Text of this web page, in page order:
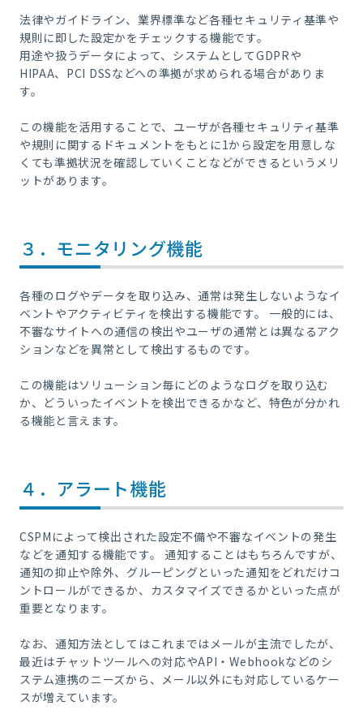
法律やガイドライン、業界標準など各種セキュリティ基準や
規則に即した設定かをチェックする機能です。
用途や扱うデータによって、システムとしてGDPRや
HIPAA、PCI DSSなどへの準拠が求められる場合がありま
す。
この機能を活用することで、ユーザが各種セキュリティ基準
や規則に関するドキュメントをもとに1から設定を用意しな
くても準拠状況を確認していくことなどができるというメリ
ットがあります。
３．モニタリング機能
各種のログやデータを取り込み、通常は発生しないようなイ
ベントやアクティビティを検出する機能です。 一般的には、
不審なサイトへの通信の検出やユーザの通常とは異なるアク
ションなどを異常として検出するものです。
この機能はソリューション毎にどのようなログを取り込む
か、どういったイベントを検出できるかなど、特色が分かれ
る機能と言えます。
４．アラート機能
CSPMによって検出された設定不備や不審なイベントの発生
などを通知する機能です。 通知することはもちろんですが、
通知の抑止や除外、グルーピングといった通知をどれだけコ
ントロールができるか、カスタマイズできるかといった点が
重要となります。
なお、通知方法としてはこれまではメールが主流でしたが、
最近はチャットツールへの対応やAPI・Webhookなどのシ
ステム連携のニーズから、メール以外にも対応しているケー
スが増えています。